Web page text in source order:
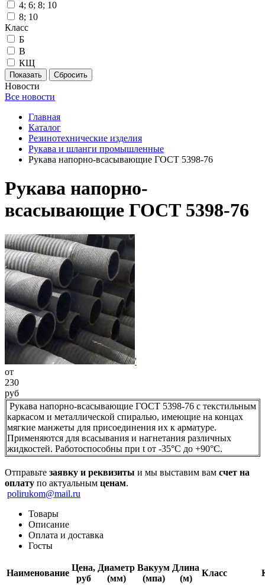
4; 6; 8; 10
8; 10
Класс
Б
В
КЩ
Новости
Все новости
Главная
Каталог
Резинотехнические изделия
Рукава и шланги промышленные
Рукава напорно-всасывающие ГОСТ 5398-76
Рукава напорно-
всасывающие ГОСТ 5398-76
'
от
230
руб
Рукава напорно-всасывающие ГОСТ 5398-76 с текстильным
каркасом и металлической спиралью, имеющие на концах
мягкие манжеты для присоединения их к арматуре.
Применяются для всасывания и нагнетания различных
жидкостей. Работоспособны при t от -35°С до +90°С.
Отправьте заявку и реквизиты и мы выставим вам счет на
оплату по актуальным ценам.
polirukom@mail.ru
Товары
Описание
Оплата и доставка
Госты
Наименование
Цена,
руб
Диаметр
(мм)
Вакуум
(мпа)
Длина
(м)
Класс